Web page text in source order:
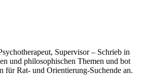
Supervisor – Schrieb in
und philosophischen Themen und bot
für Rat- und Orientierung-Suchende an.